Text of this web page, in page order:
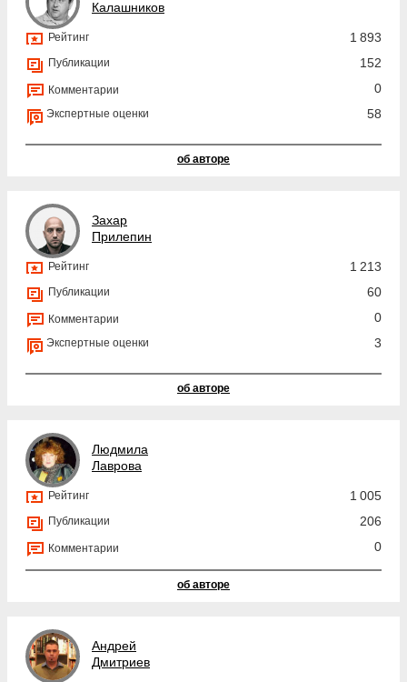
Калашников
Рейтинг 1 893
Публикации 152
Комментарии 0
Экспертные оценки 58
об авторе
Захар
Прилепин
Рейтинг 1 213
Публикации 60
Комментарии 0
Экспертные оценки 3
об авторе
Людмила
Лаврова
Рейтинг 1 005
Публикации 206
Комментарии 0
об авторе
Андрей
Дмитриев